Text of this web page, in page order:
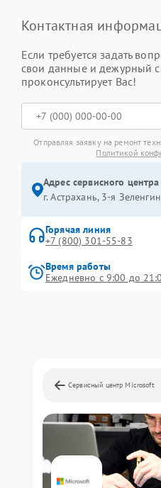
Контактная
Если требуется задать
свои данные и дежурный
проконсультирует Вас!
Отправляя заявку на ремонт
Политикой
Адрес сервисного
г. Астрахань, 3-я
Горячая линия
+7 (800) 301-55-83
Время работы
Ежедневно с 9:00 до
Сервисный центр Microsoft